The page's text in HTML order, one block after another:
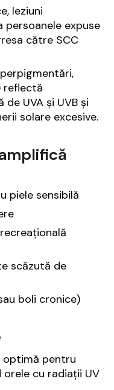
leziuni
persoanele expuse
către SCC
reflectă
UVA și UVB și
solare excesive.
piele sensibilă
scăzută de
boli cronice)
optimă pentru
orele cu radiații UV